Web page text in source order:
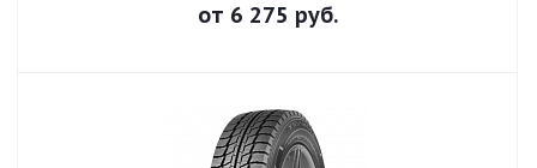
от 6 275 руб.